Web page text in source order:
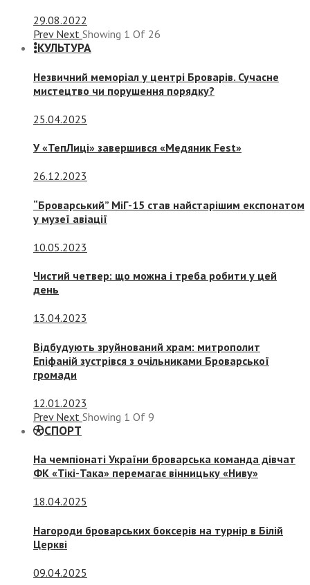
29.08.2022
Prev Next Showing 1 Of 26
КУЛЬТУРА
Незвичний меморіал у центрі Броварів. Сучасне
мистецтво чи порушення порядку?
25.04.2025
У «ТепЛиці» завершився «Медяник Fest»
26.12.2023
“Броварський” МіГ-15 став найстарішим експонатом
у музеї авіації
10.05.2023
Чистий четвер: що можна і треба робити у цей
день
13.04.2023
Відбудують зруйнований храм: митрополит
Епіфаній зустрівся з очільниками Броварської
громади
12.01.2023
Prev Next Showing 1 Of 9
СПОРТ
На чемпіонаті України броварська команда дівчат
ФК «Тікі-Така» перемагає вінницьку «Ниву»
18.04.2025
Нагороди броварських боксерів на турнір в Білій
Церкві
09.04.2025